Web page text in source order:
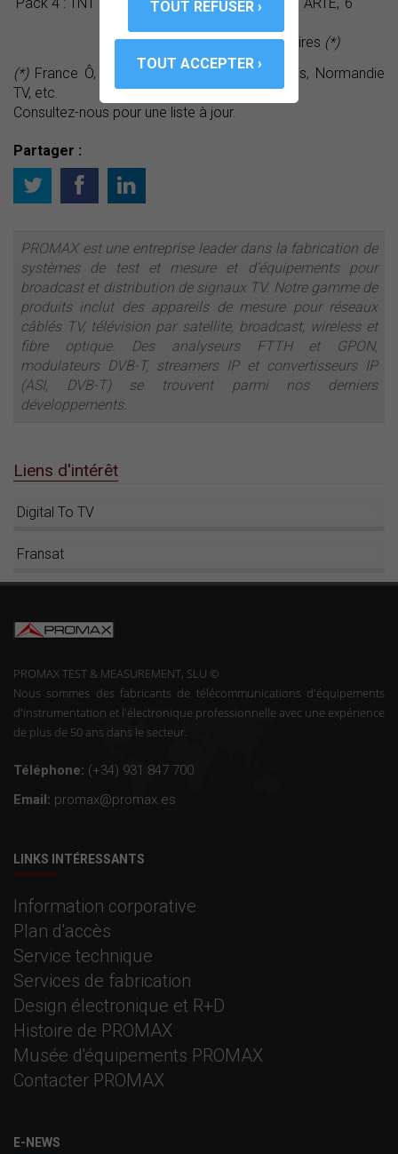
+ Chaînes supplémentaires (*)
(*)France Ô, KTO. TV8 Montblanc, NRJ Paris, Normandie
TV, etc.
Consultez-nous pour une liste à jour.
Partager :
PROMAX est une entreprise leader dans la fabrication de
systèmes de test et mesure et d’équipements pour
broadcast et distribution de signaux TV. Notre gamme de
produits inclut des appareils de mesure pour réseaux
câblés TV, télévision par satellite, broadcast, wireless et
fibre optique. Des analyseurs FTTH et GPON,
modulateurs DVB-T, streamers IP et convertisseurs IP
(ASI, DVB-T) se trouvent parmi nos derniers
développements.
Liens d'intérêt
Digital To TV
Fransat
PROMAX TEST & MEASUREMENT, SLU ©
Nous sommes des fabricants de télécommunications d'équipements
d'instrumentation et l'électronique professionnelle avec une expérience
de plus de 50 ans dans le secteur.
Téléphone: (+34) 931 847 700
Email: promax@promax.es
LINKS INTÉRESSANTS
Information corporative
Plan d'accès
Service technique
Services de fabrication
Design électronique et R+D
Histoire de PROMAX
Musée d'équipements PROMAX
Contacter PROMAX
E-NEWS